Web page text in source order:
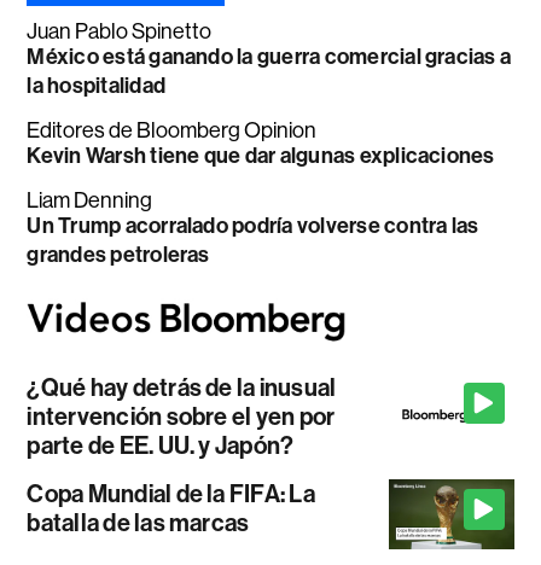
Juan Pablo Spinetto
México está ganando la guerra comercial gracias a
la hospitalidad
Editores de Bloomberg Opinion
Kevin Warsh tiene que dar algunas explicaciones
Liam Denning
Un Trump acorralado podría volverse contra las
grandes petroleras
¿Qué hay detrás de la inusual
intervención sobre el yen por
parte de EE. UU. y Japón?
Copa Mundial de la FIFA: La
batalla de las marcas